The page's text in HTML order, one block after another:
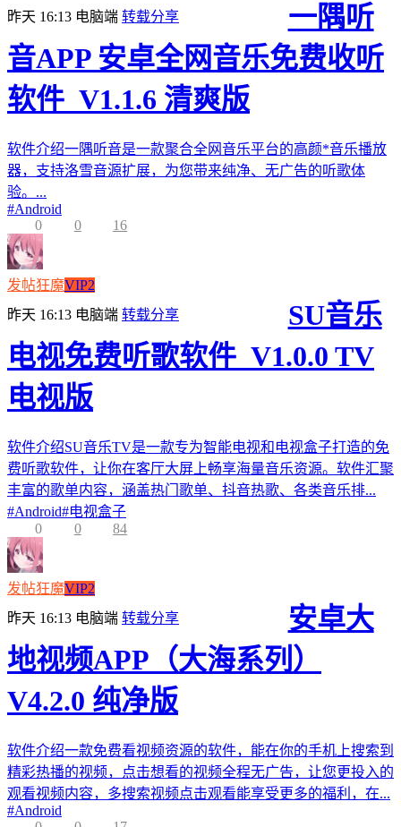
昨天 16:13 电脑端 转载分享
一隅听
音APP 安卓全网音乐免费收听
软件_V1.1.6 清爽版
软件介绍一隅听音是一款聚合全网音乐平台的高颜*音乐播放
器，支持洛雪音源扩展，为您带来纯净、无广告的听歌体
验。...
#Android
0
0 16
发帖狂魔VIP2
昨天 16:13 电脑端 转载分享
SU音乐
电视免费听歌软件_V1.0.0 TV
电视版
软件介绍SU音乐TV是一款专为智能电视和电视盒子打造的免
费听歌软件，让你在客厅大屏上畅享海量音乐资源。软件汇聚
丰富的歌单内容，涵盖热门歌单、抖音热歌、各类音乐排...
#Android#电视盒子
0
0 84
发帖狂魔VIP2
昨天 16:13 电脑端 转载分享
安卓大
地视频APP（大海系列）
V4.2.0 纯净版
软件介绍一款免费看视频资源的软件，能在你的手机上搜索到
精彩热播的视频，点击想看的视频全程无广告，让您更投入的
观看视频内容，多搜索视频点击观看能享受更多的福利，在...
#Android